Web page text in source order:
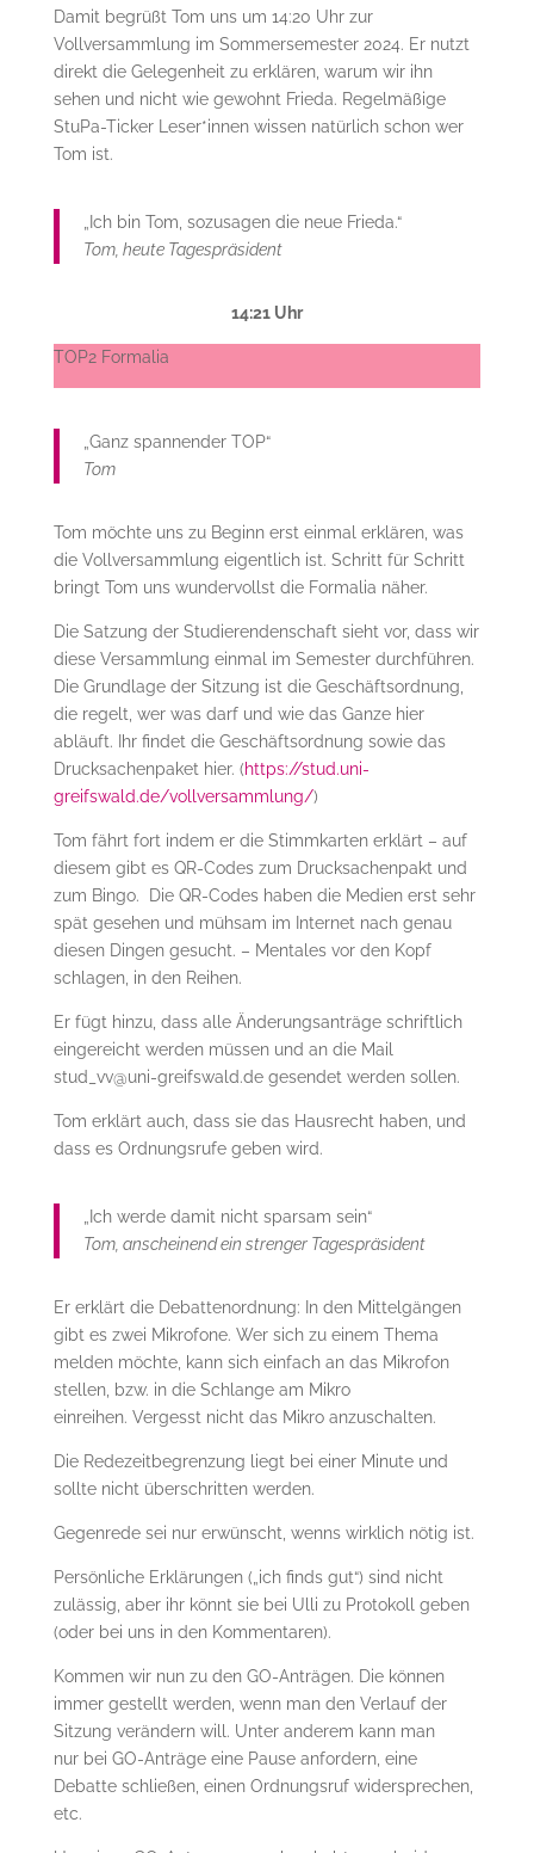
Damit begrüßt Tom uns um 14:20 Uhr zur
Vollversammlung im Sommersemester 2024. Er nutzt
direkt die Gelegenheit zu erklären, warum wir ihn
sehen und nicht wie gewohnt Frieda. Regelmäßige
StuPa-Ticker Leser*innen wissen natürlich schon wer
Tom ist.
„Ich bin Tom, sozusagen die neue Frieda.“
Tom, heute Tagespräsident
14:21 Uhr
TOP2 Formalia
„Ganz spannender TOP“
Tom
Tom möchte uns zu Beginn erst einmal erklären, was
die Vollversammlung eigentlich ist. Schritt für Schritt
bringt Tom uns wundervollst die Formalia näher.
Die Satzung der Studierendenschaft sieht vor, dass wir
diese Versammlung einmal im Semester durchführen.
Die Grundlage der Sitzung ist die Geschäftsordnung,
die regelt, wer was darf und wie das Ganze hier
abläuft. Ihr findet die Geschäftsordnung sowie das
Drucksachenpaket hier. (https://stud.uni-
greifswald.de/vollversammlung/)
Tom fährt fort indem er die Stimmkarten erklärt – auf
diesem gibt es QR-Codes zum Drucksachenpakt und
zum Bingo. Die QR-Codes haben die Medien erst sehr
spät gesehen und mühsam im Internet nach genau
diesen Dingen gesucht. – Mentales vor den Kopf
schlagen, in den Reihen.
Er fügt hinzu, dass alle Änderungsanträge schriftlich
eingereicht werden müssen und an die Mail
stud_vv@uni-greifswald.de gesendet werden sollen.
Tom erklärt auch, dass sie das Hausrecht haben, und
dass es Ordnungsrufe geben wird.
„Ich werde damit nicht sparsam sein“
Tom, anscheinend ein strenger Tagespräsident
Er erklärt die Debattenordnung: In den Mittelgängen
gibt es zwei Mikrofone. Wer sich zu einem Thema
melden möchte, kann sich einfach an das Mikrofon
stellen, bzw. in die Schlange am Mikro
einreihen. Vergesst nicht das Mikro anzuschalten.
Die Redezeitbegrenzung liegt bei einer Minute und
sollte nicht überschritten werden.
Gegenrede sei nur erwünscht, wenns wirklich nötig ist.
Persönliche Erklärungen („ich finds gut“) sind nicht
zulässig, aber ihr könnt sie bei Ulli zu Protokoll geben
(oder bei uns in den Kommentaren).
Kommen wir nun zu den GO-Anträgen. Die können
immer gestellt werden, wenn man den Verlauf der
Sitzung verändern will. Unter anderem kann man
nur bei GO-Anträge eine Pause anfordern, eine
Debatte schließen, einen Ordnungsruf widersprechen,
etc.